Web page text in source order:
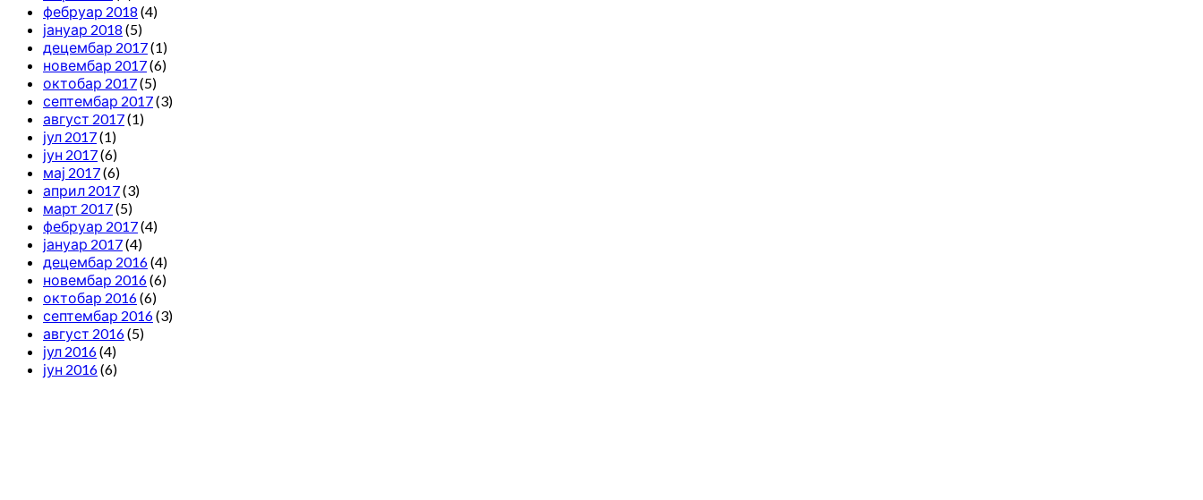
фебруар 2018 (4)
јануар 2018 (5)
децембар 2017(1)
новембар 2017(6)
октобар 2017(5)
септембар 2017(3)
август 2017(1)
јул 2017(1)
јун 2017(6)
мај 2017(6)
април 2017(3)
март 2017(5)
фебруар 2017(4)
јануар 2017(4)
децембар 2016(4)
новембар 2016(6)
октобар 2016(6)
септембар 2016(3)
август 2016(5)
јул 2016(4)
јун 2016(6)